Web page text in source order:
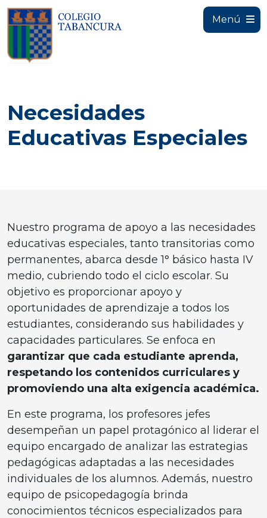
Menú
Necesidades
Educativas Especiales
Nuestro programa de apoyo a las necesidades
educativas especiales, tanto transitorias como
permanentes, abarca desde 1° básico hasta IV
medio, cubriendo todo el ciclo escolar. Su
objetivo es proporcionar apoyo y
oportunidades de aprendizaje a todos los
estudiantes, considerando sus habilidades y
capacidades particulares. Se enfoca en
garantizar que cada estudiante aprenda,
respetando los contenidos curriculares y
promoviendo una alta exigencia académica.
En este programa, los profesores jefes
desempeñan un papel protagónico al liderar el
equipo encargado de analizar las estrategias
pedagógicas adaptadas a las necesidades
individuales de los alumnos. Además, nuestro
equipo de psicopedagogía brinda
conocimientos técnicos especializados para